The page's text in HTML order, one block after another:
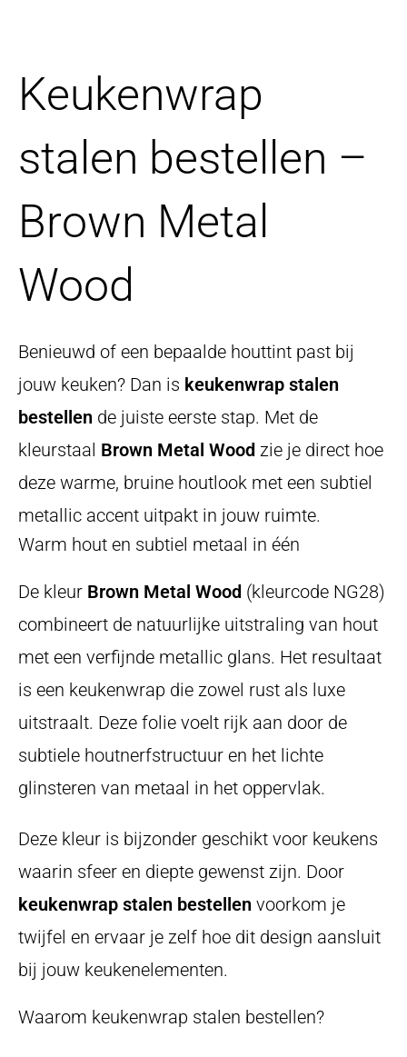
Keukenwrap
stalen bestellen –
Brown Metal
Wood
Benieuwd of een bepaalde houttint past bij
jouw keuken? Dan is keukenwrap stalen
bestellen de juiste eerste stap. Met de
kleurstaal Brown Metal Wood zie je direct hoe
deze warme, bruine houtlook met een subtiel
metallic accent uitpakt in jouw ruimte.
Warm hout en subtiel metaal in één
De kleur Brown Metal Wood (kleurcode NG28)
combineert de natuurlijke uitstraling van hout
met een verfijnde metallic glans. Het resultaat
is een keukenwrap die zowel rust als luxe
uitstraalt. Deze folie voelt rijk aan door de
subtiele houtnerfstructuur en het lichte
glinsteren van metaal in het oppervlak.
Deze kleur is bijzonder geschikt voor keukens
waarin sfeer en diepte gewenst zijn. Door
keukenwrap stalen bestellen voorkom je
twijfel en ervaar je zelf hoe dit design aansluit
bij jouw keukenelementen.
Waarom keukenwrap stalen bestellen?